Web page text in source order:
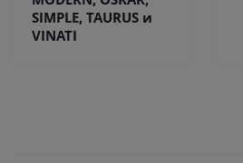
SIMPLE, TAURUS и
VINATI